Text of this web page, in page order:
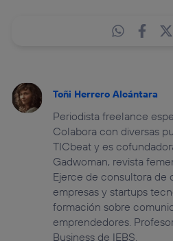
Toñi Herrero Alcántara
Periodista freelance
Colabora con diversas
TICbeat y es
Gadwoman, revista
Ejerce de consultora de
empresas y startups
formación sobre
emprendedores.
Business de IEBS.